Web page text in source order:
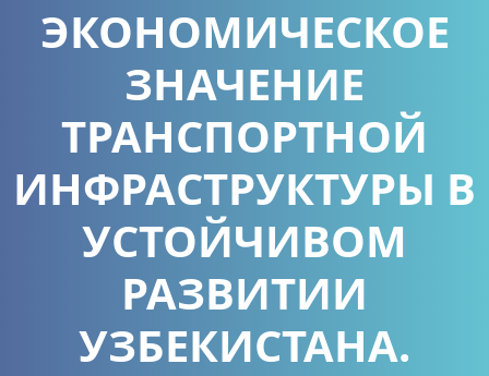
ЭКОНОМИЧЕСКОЕ
ЗНАЧЕНИЕ
ТРАНСПОРТНОЙ
ИНФРАСТРУКТУРЫ В
УСТОЙЧИВОМ
РАЗВИТИИ
УЗБЕКИСТАНА.